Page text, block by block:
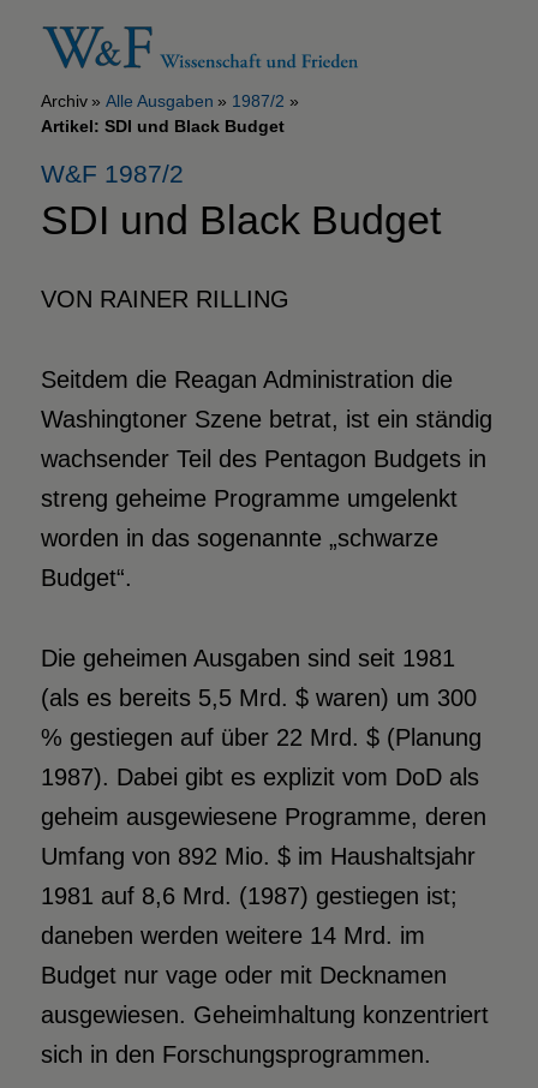
Archiv Alle Ausgaben
1987/2
Artikel: SDI und Black Budget
W&F 1987/2
SDI und Black Budget
VON RAINER RILLING
Seitdem die Reagan Administration die
Washingtoner Szene betrat, ist ein ständig
wachsender Teil des Pentagon Budgets in
streng geheime Programme umgelenkt
worden in das sogenannte „schwarze
Budget“.
Die geheimen Ausgaben sind seit 1981
(als es bereits 5,5 Mrd. $ waren) um 300
% gestiegen auf über 22 Mrd. $ (Planung
1987). Dabei gibt es explizit vom DoD als
geheim ausgewiesene Programme, deren
Umfang von 892 Mio. $ im Haushaltsjahr
1981 auf 8,6 Mrd. (1987) gestiegen ist;
daneben werden weitere 14 Mrd. im
Budget nur vage oder mit Decknamen
ausgewiesen. Geheimhaltung konzentriert
sich in den Forschungsprogrammen.